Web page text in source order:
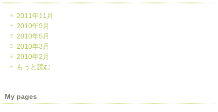
2011年11月
2010年9月
2010年5月
2010年3月
2010年2月
もっと読む
My pages